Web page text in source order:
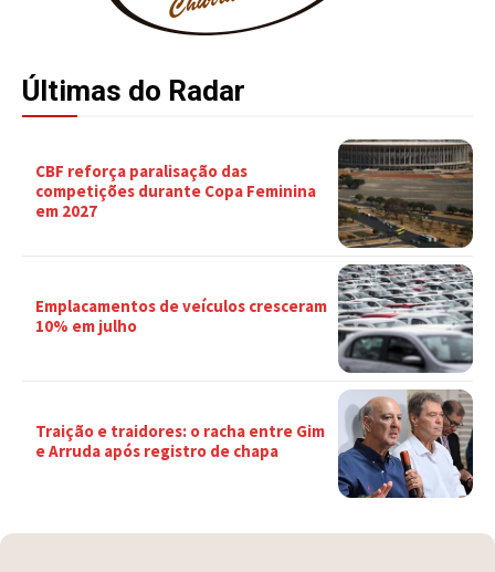
Últimas do Radar
CBF reforça paralisação das
competições durante Copa Feminina
em 2027
Emplacamentos de veículos cresceram
10% em julho
Traição e traidores: o racha entre Gim
e Arruda após registro de chapa